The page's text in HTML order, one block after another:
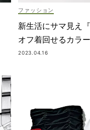
ファッション
新生活にサマ見え
オフ着回せるカラ
2023.04.16